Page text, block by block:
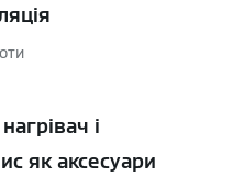
і
як аксесуари